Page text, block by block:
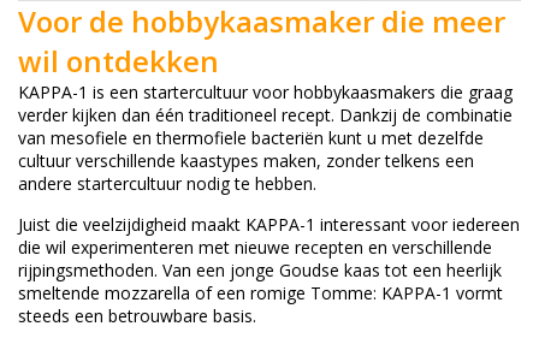
Voor de hobbykaasmaker die meer
wil ontdekken
KAPPA-1 is een startercultuur voor hobbykaasmakers die graag
verder kijken dan één traditioneel recept. Dankzij de combinatie
van mesofiele en thermofiele bacteriën kunt u met dezelfde
cultuur verschillende kaastypes maken, zonder telkens een
andere startercultuur nodig te hebben.
Juist die veelzijdigheid maakt KAPPA-1 interessant voor iedereen
die wil experimenteren met nieuwe recepten en verschillende
rijpingsmethoden. Van een jonge Goudse kaas tot een heerlijk
smeltende mozzarella of een romige Tomme: KAPPA-1 vormt
steeds een betrouwbare basis.